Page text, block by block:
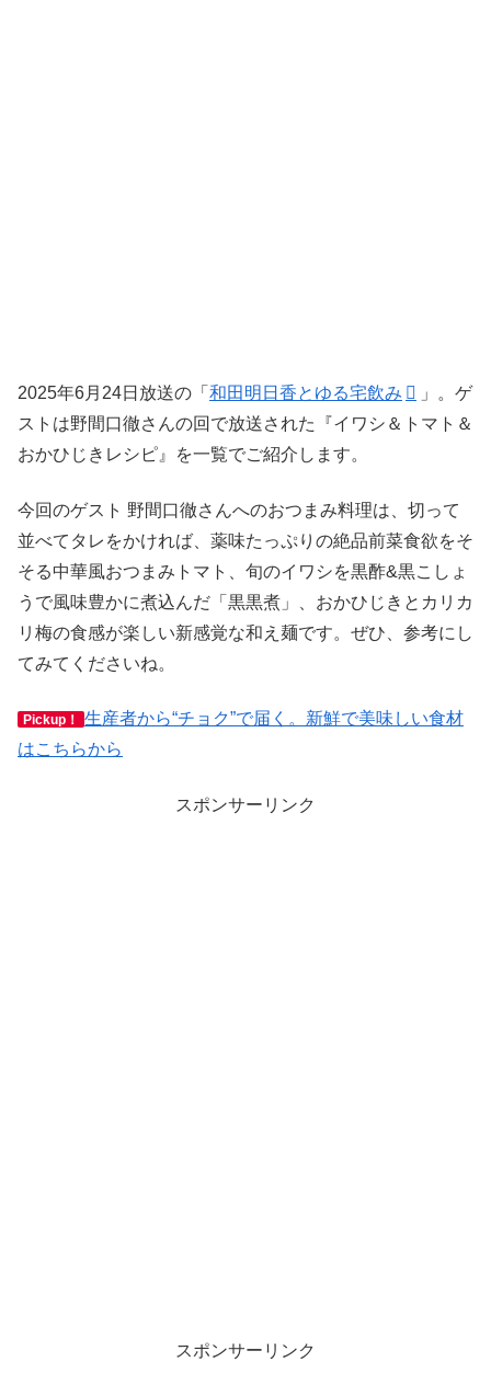
2025年6月24日放送の「 和田明日香とゆる宅飲み
」。ゲ
ストは野間口徹さんの回で放送された『イワシ＆トマト＆
おかひじきレシピ』を一覧でご紹介します。
今回のゲスト 野間口徹さんへのおつまみ料理は、切って
並べてタレをかければ、薬味たっぷりの絶品前菜食欲をそ
そる中華風おつまみトマト、旬のイワシを黒酢&黒こしょ
うで風味豊かに煮込んだ「黒黒煮」、おかひじきとカリカ
リ梅の食感が楽しい新感覚な和え麺です。ぜひ、参考にし
てみてくださいね。
Pickup！
生産者から“チョク”で届く。新鮮で美味しい食材
はこちらから
スポンサーリンク
スポンサーリンク